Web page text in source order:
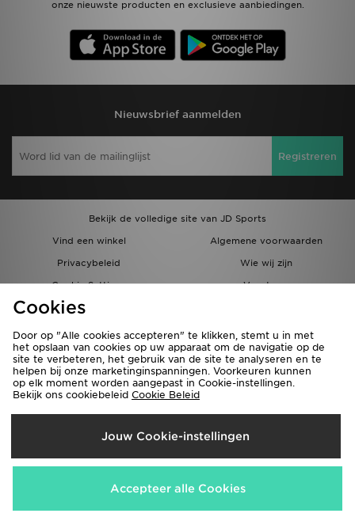
onze nieuwste producten en exclusieve aanbiedingen.
Nieuwsbrief aanmelden
Registreren
Bekijk de volledige site van JD Sports
Vind een winkel
Algemene voorwaarden
Privacybeleid
Wie wij zijn
Cookie Settings
Vacatures
Bestellingen en Levering
Verzenden Naar
België
Wij accepteren de volgende betaalmethoden
Cookies
Door op "Alle cookies accepteren" te klikken, stemt u in met
het opslaan van cookies op uw apparaat om de navigatie op de
site te verbeteren, het gebruik van de site te analyseren en te
helpen bij onze marketinginspanningen. Voorkeuren kunnen
op elk moment worden aangepast in Cookie-instellingen.
Bekijk ons cookiebeleid Cookie Beleid
Jouw Cookie-instellingen
Accepteer alle Cookies